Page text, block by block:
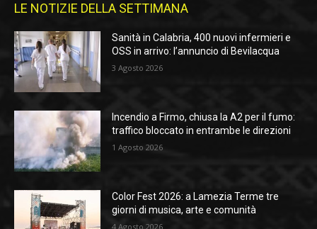
LE NOTIZIE DELLA SETTIMANA
Sanità in Calabria, 400 nuovi infermieri e
OSS in arrivo: l’annuncio di Bevilacqua
3 Agosto 2026
Incendio a Firmo, chiusa la A2 per il fumo:
traffico bloccato in entrambe le direzioni
1 Agosto 2026
Color Fest 2026: a Lamezia Terme tre
giorni di musica, arte e comunità
4 Agosto 2026